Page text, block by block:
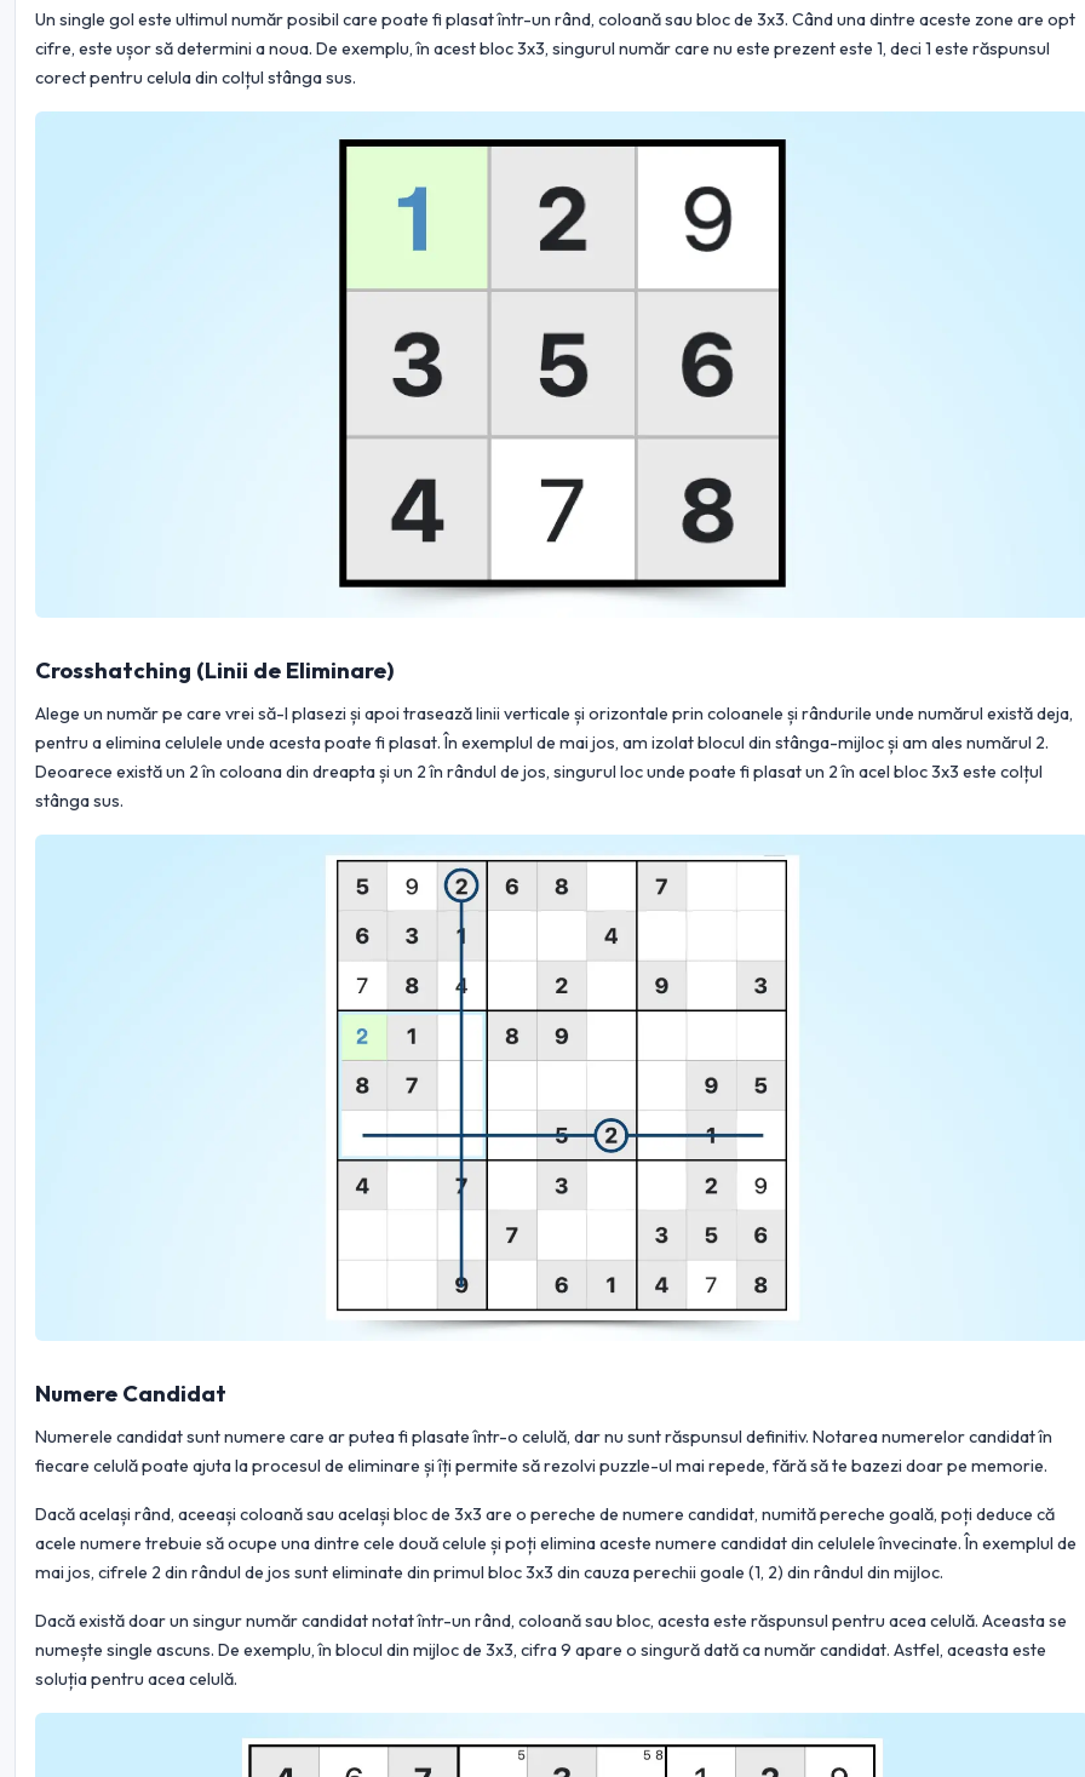
Un single gol este ultimul număr posibil care poate fi plasat într-un rând, coloană sau bloc de 3x3. Când una dintre aceste zone are opt
cifre, este ușor să determini a noua. De exemplu, în acest bloc 3x3, singurul număr care nu este prezent este 1, deci 1 este răspunsul
corect pentru celula din colțul stânga sus.
Crosshatching (Linii de Eliminare)
Alege un număr pe care vrei să-l plasezi și apoi trasează linii verticale și orizontale prin coloanele și rândurile unde numărul există deja,
pentru a elimina celulele unde acesta poate fi plasat. În exemplul de mai jos, am izolat blocul din stânga-mijloc și am ales numărul 2.
Deoarece există un 2 în coloana din dreapta și un 2 în rândul de jos, singurul loc unde poate fi plasat un 2 în acel bloc 3x3 este colțul
stânga sus.
Numere Candidat
Numerele candidat sunt numere care ar putea fi plasate într-o celulă, dar nu sunt răspunsul definitiv. Notarea numerelor candidat în
fiecare celulă poate ajuta la procesul de eliminare și îți permite să rezolvi puzzle-ul mai repede, fără să te bazezi doar pe memorie.
Dacă același rând, aceeași coloană sau același bloc de 3x3 are o pereche de numere candidat, numită pereche goală, poți deduce că
acele numere trebuie să ocupe una dintre cele două celule și poți elimina aceste numere candidat din celulele învecinate. În exemplul de
mai jos, cifrele 2 din rândul de jos sunt eliminate din primul bloc 3x3 din cauza perechii goale (1, 2) din rândul din mijloc.
Dacă există doar un singur număr candidat notat într-un rând, coloană sau bloc, acesta este răspunsul pentru acea celulă. Aceasta se
numește single ascuns. De exemplu, în blocul din mijloc de 3x3, cifra 9 apare o singură dată ca număr candidat. Astfel, aceasta este
soluția pentru acea celulă.